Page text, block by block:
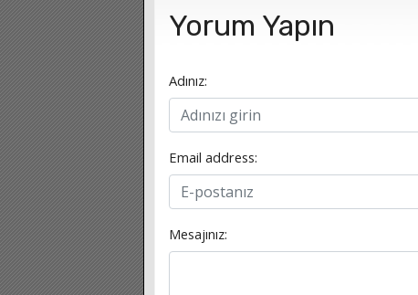
Yorum Yapın
Adınız:
Email address:
Mesajınız: